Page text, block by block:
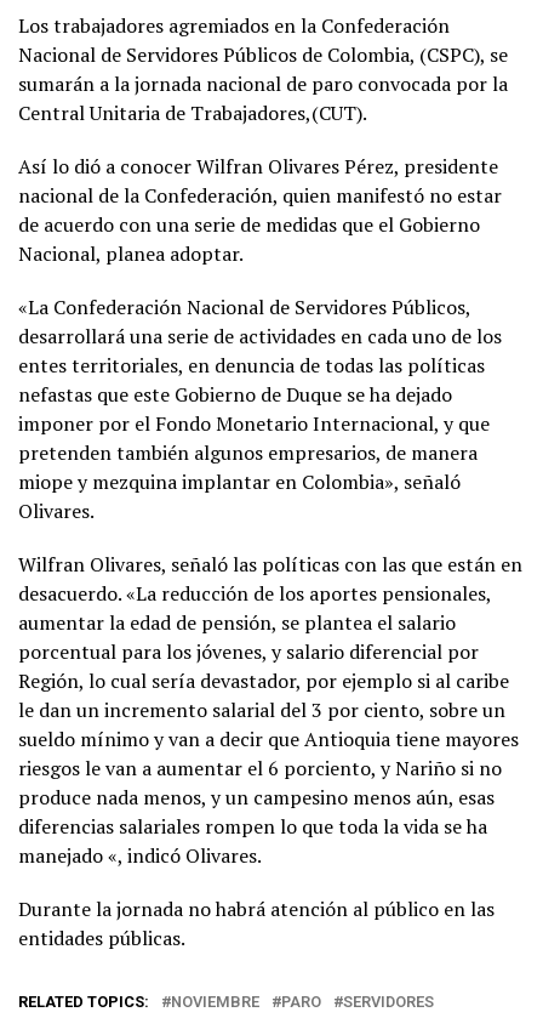
Los trabajadores agremiados en la Confederación
Nacional de Servidores Públicos de Colombia, (CSPC), se
sumarán a la jornada nacional de paro convocada por la
Central Unitaria de Trabajadores,(CUT).
Así lo dió a conocer Wilfran Olivares Pérez, presidente
nacional de la Confederación, quien manifestó no estar
de acuerdo con una serie de medidas que el Gobierno
Nacional, planea adoptar.
«La Confederación Nacional de Servidores Públicos,
desarrollará una serie de actividades en cada uno de los
entes territoriales, en denuncia de todas las políticas
nefastas que este Gobierno de Duque se ha dejado
imponer por el Fondo Monetario Internacional, y que
pretenden también algunos empresarios, de manera
miope y mezquina implantar en Colombia», señaló
Olivares.
Wilfran Olivares, señaló las políticas con las que están en
desacuerdo. «La reducción de los aportes pensionales,
aumentar la edad de pensión, se plantea el salario
porcentual para los jóvenes, y salario diferencial por
Región, lo cual sería devastador, por ejemplo si al caribe
le dan un incremento salarial del 3 por ciento, sobre un
sueldo mínimo y van a decir que Antioquia tiene mayores
riesgos le van a aumentar el 6 porciento, y Nariño si no
produce nada menos, y un campesino menos aún, esas
diferencias salariales rompen lo que toda la vida se ha
manejado «, indicó Olivares.
Durante la jornada no habrá atención al público en las
entidades públicas.
RELATED TOPICS: NOVIEMBRE PARO SERVIDORES